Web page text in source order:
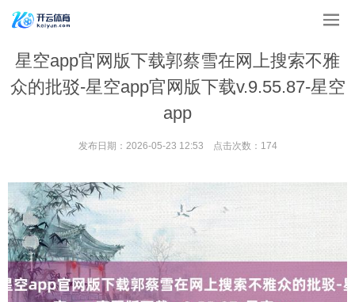
星空app官网版下载郭蔡雪在网上搜索不雅
众的批驳-星空app官网版下载v.9.55.87-星空
app
发布日期：2026-05-23 12:53 点击次数：174